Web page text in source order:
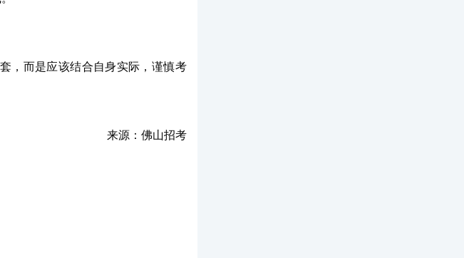
，而是应该结合自身实际，谨慎考
来源：佛山招考